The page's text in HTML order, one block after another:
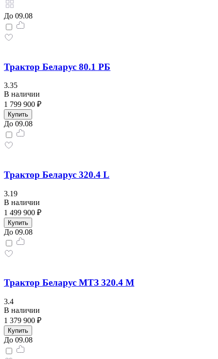
До 09.08
Трактор Беларус 80.1 РБ
3.35
В наличии
1 799 900 ₽
Купить
До 09.08
Трактор Беларус 320.4 L
3.19
В наличии
1 499 900 ₽
Купить
До 09.08
Трактор Беларус МТЗ 320.4 М
3.4
В наличии
1 379 900 ₽
Купить
До 09.08